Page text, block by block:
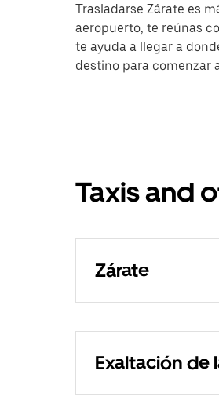
Trasladarse Zárate es
aeropuerto, te reúnas
te ayuda a llegar a
destino para comenzar
Taxis and
Zárate
Exaltación de